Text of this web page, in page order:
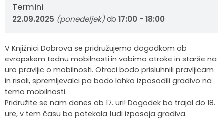
Termini
22.09.2025 (ponedeljek)ob 17:00 - 18:00
V Knjižnici Dobrova se pridružujemo dogodkom ob
evropskem tednu mobilnosti in vabimo otroke in starše na
uro pravljic o mobilnosti. Otroci bodo prisluhnili pravljicam
in risali, spremljevalci pa bodo lahko izposodili gradivo na
temo mobilnosti.
Pridružite se nam danes ob 17. uri! Dogodek bo trajal do 18.
ure, v tem času bo potekala tudi izposoja gradiva.